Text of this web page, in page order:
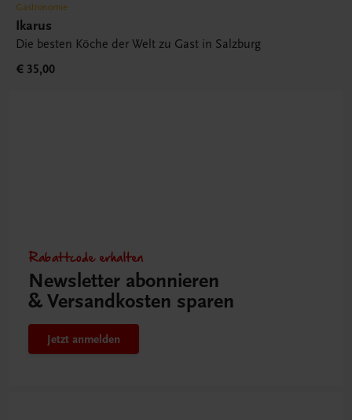
Gastronomie
Ikarus
Die besten Köche der Welt zu Gast in Salzburg
€ 35,00
Rabattcode erhalten
Newsletter abonnieren
& Versandkosten sparen
Jetzt anmelden